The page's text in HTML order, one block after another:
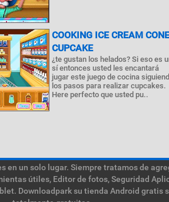
COOKING ICE CREAM CONE
CUPCAKE
¿te gustan los helados? Si eso es
sí entonces usted les encantará
jugar este juego de cocina
los pasos para realizar cupcakes.
Here perfecto que usted pu..
un solo lugar. Siempre tratamos de
útiles, Editor de fotos, Seguridad
Downloadpark su tienda Android